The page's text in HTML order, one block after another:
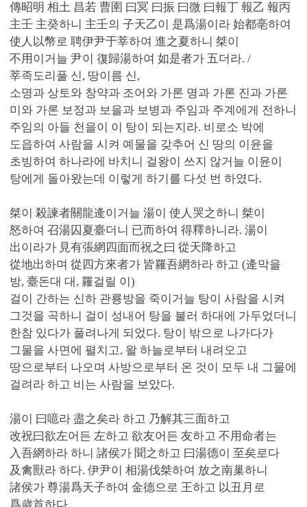
傳昭明 相土 昌若 曹圉 曰冥 曰振 曰微 曰報丁 報乙 報丙
主壬 主癸하니 主壬의 子天乙이 是爲湯이라 始都亳하여
使人以幣로 聘伊尹于莘하여 進之夏하니 桀이
不用이거늘 尹이 復歸湯하여 如是者가 五더라. /
莘족도리풀 신, 땅이름 신,
소명과 상토와 창약과 조어와 가론 명과 가론 진과 가론
미와 가론 보정과 보을과 보병과 주임과 주계에게 전하니
주임의 아들 천을이 이 탕이 되는지라. 비로소 박에
도읍하여 사람을 시켜 예물을 갖추어 신 땅의 이윤을
초빙하여 하나라에 바치니 걸왕이 쓰지 않거늘 이윤이
탕에게 돌아왔는데 이렇게 하기를 다섯 번 하였다.
桀이 殺諫者關龍逄이거늘 湯이 使人哭之하니 桀이
怒하여 召湯囚夏臺더니 已而하여 得釋하니라. 湯이
出이라가 見有張網四面而祝之曰 從天降하고
從地出하며 從四方來者가 皆罹吾網하라 하고 (逄막을
방, 臺돈대 대, 罹걸릴 이)
걸이 간하는 신하 관룡방을 죽이거늘 탕이 사람을 시켜
그것을 곡하니 걸이 성내어 탕을 불러 하대에 가두었더니
한참 있다가 풀려나게 되었다. 탕이 밖으로 나가다가
그물을 사면에 펼치고, 왈 하늘로부터 내려오고
땅으로부터 나오며 사방으로부터 온 것이 모두 내 그물에
걸려라 하고 비는 사람을 보았다.
湯이 曰噫라 盡之矣라 하고 乃解其三面하고
改祝曰欲左어든 左하고 欲友어든 友하고 不用命者는
入吾網하라 하니 諸侯가 聞之하고 曰湯德이 至矣로다
及禽獸라 하다. 伊尹이 相湯伐桀하여 放之南巢하니
諸侯가 尊湯爲天子하여 金德으로 王하고 以丑月로